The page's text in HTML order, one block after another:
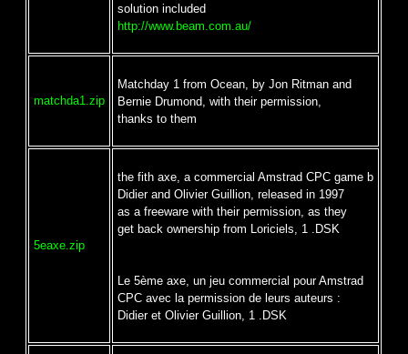
solution included
http://www.beam.com.au/
matchda1.zip
Matchday 1 from Ocean, by Jon Ritman and
Bernie Drumond, with their permission,
thanks to them
5eaxe.zip
the fith axe, a commercial Amstrad CPC game b
Didier and Olivier Guillion, released in 1997
as a freeware with their permission, as they
get back ownership from Loriciels, 1 .DSK
Le 5ème axe, un jeu commercial pour Amstrad
CPC avec la permission de leurs auteurs :
Didier et Olivier Guillion, 1 .DSK